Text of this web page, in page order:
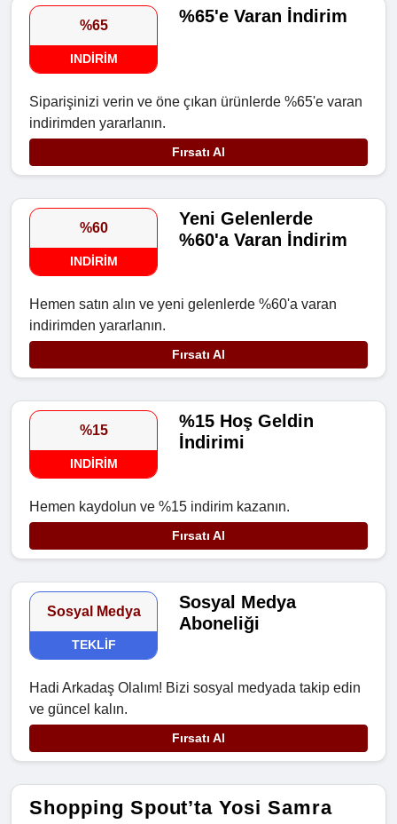
%65
INDIRIM
%65'e Varan İndirim
Siparişinizi verin ve öne çıkan ürünlerde %65'e varan
indirimden yararlanın.
Fırsatı Al
%60
INDIRIM
Yeni Gelenlerde
%60'a Varan İndirim
Hemen satın alın ve yeni gelenlerde %60'a varan
indirimden yararlanın.
Fırsatı Al
%15
INDIRIM
%15 Hoş Geldin
İndirimi
Hemen kaydolun ve %15 indirim kazanın.
Fırsatı Al
Sosyal Medya
TEKLIF
Sosyal Medya
Aboneliği
Hadi Arkadaş Olalım! Bizi sosyal medyada takip edin
ve güncel kalın.
Fırsatı Al
Shopping Spout’ta Yosi Samra